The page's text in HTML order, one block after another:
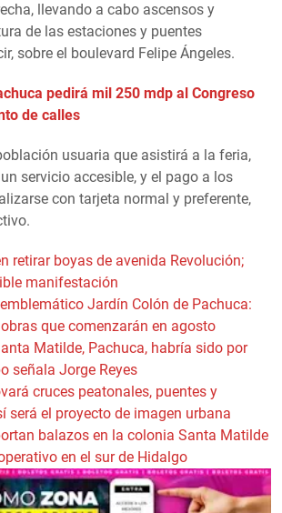
llevando a cabo ascensos y
de las estaciones y puentes
sobre el boulevard Felipe Ángeles.
pedirá mil 250 mdp al Congreso
de calles
usuaria que asistirá a la feria,
servicio accesible, y el pago a los
con tarjeta normal y preferente,
retirar boyas de avenida Revolución;
manifestación
Jardín Colón de Pachuca:
que comenzarán en agosto
Matilde, Pachuca, habría sido por
señala Jorge Reyes
cruces peatonales, puentes y
será el proyecto de imagen urbana
balazos en la colonia Santa Matilde
en el sur de Hidalgo